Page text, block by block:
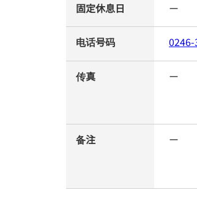
固定休息日 ー
电话号码
传真 ー
备注 ー